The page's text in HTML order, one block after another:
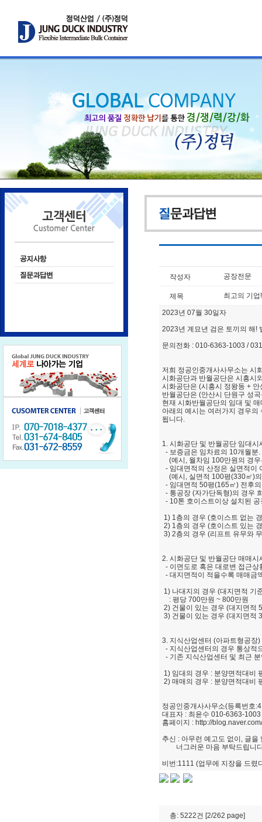
작성자 공장전문
제목 최고의 기
2023년 07월 30일자
2023년 계묘년 검은 토끼의 해!
문의전화 : 010-6363-1003 /
저희 정공인중개사사무소는 시
시화공단과 반월공단은 시흥시
시화공단은 (시흥시 정왕동 +
반월공단은 (안산시 단원구 성
현재 시화반월공단의 임대 및
아래의 예시는 여러가지 경우
됩니다.
1. 시화공단 및 반월공단 임대시
- 보증금은 임차료의 10개월분.
(예시, 월차임 100만원의 경
- 임대면적의 산정은 실면적
(예시, 실면적 100평(330㎡)
- 임대면적 50평(165㎡) 전후
- 통공장 (자가단독형)의 경우
- 10톤 호이스트이상 설치된
1) 1층의 경우 (호이스트 없는
2) 1층의 경우 (호이스트 있는
3) 2층의 경우 (리프트 유무와
2. 시화공단 및 반월공단 매매시
- 이면도로 혹은 대로변 접근
- 대지면적이 적을수록 매매금
1) 나대지의 경우 (대지면적 기
: 평당 700만원 ~ 800만원
2) 건물이 있는 경우 (대지면적
3) 건물이 있는 경우 (대지면적
3. 지식산업센터 (아파트형공장
- 지식산업센터의 경우 통상적
- 기존 지식산업센터 및 최근
1) 임대의 경우 : 분양면적대비
2) 매매의 경우 : 분양면적대비
정공인중개사사무소(등록번호
대표자 : 최윤수 010-6363-
홈페이지 : http://
추신 : 아무런 예고도 없이, 글
너그러운 마음 부탁드립니
비번:1111 (업무에 지장을 드렸
총: 5222건 [2/262 page]